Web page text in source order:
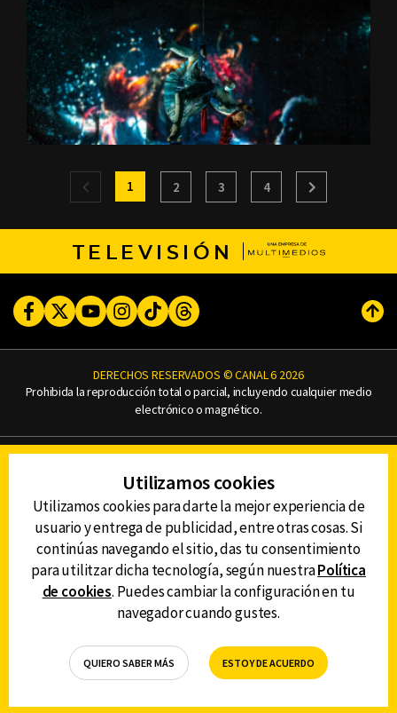
1 2 3 4
TELEVISIÓN
FacebookTwitterYoutubeInstagram
TikTokThreads
DERECHOS RESERVADOS © CANAL 6 2026
Prohibida la reproducción total o parcial, incluyendo cualquier medio
electrónico o magnético.
AVISO DE PRIVACIDAD
AVISO LEGAL
DEFENSORÍA DE LAS AUDIENCIAS
DESCARGA LA APP DE CANAL 6
Utilizamos cookies
Utilizamos cookies para darte la mejor experiencia de
usuario y entrega de publicidad, entre otras cosas. Si
continúas navegando el sitio, das tu consentimiento
para utilitzar dicha tecnología, según nuestraPolítica
de cookies. Puedes cambiar la configuración en tu
navegador cuando gustes.
QUIERO SABER MÁS ESTOY DE ACUERDO